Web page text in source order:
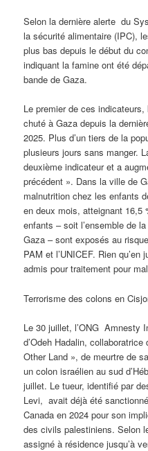
Selon la dernière alerte du
la sécurité alimentaire (IPC),
plus bas depuis le début du
indiquant la famine ont été
bande de Gaza.
Le premier de ces
chuté à Gaza depuis la
2025. Plus d’un tiers de la
plusieurs jours sans manger.
deuxième indicateur et a
précédent ». Dans la ville de
malnutrition chez les enfants
en deux mois, atteignant 16,5
enfants – soit l’ensemble de
Gaza – sont exposés au
PAM et l’UNICEF. Rien
admis pour traitement pour
Terrorisme des colons en
Le 30 juillet, l’ONG Amnesty
d’Odeh Hadalin,
Other Land », de meurtre de
un colon israélien au sud
juillet. Le tueur, identifié par
Levi, avait déjà été
Canada en 2024 pour son
des civils palestiniens. Selon
assigné à résidence jusqu’à